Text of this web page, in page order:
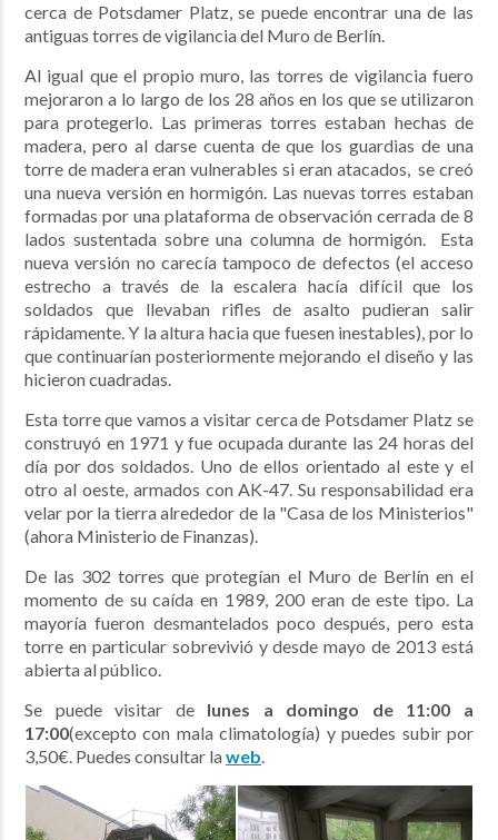
cerca de Potsdamer Platz, se puede encontrar una de las
antiguas torres de vigilancia del Muro de Berlín.
Al igual que el propio muro, las torres de vigilancia fuero
mejoraron a lo largo de los 28 años en los que se utilizaron
para protegerlo. Las primeras torres estaban hechas de
madera, pero al darse cuenta de que los guardias de una
torre de madera eran vulnerables si eran atacados, se creó
una nueva versión en hormigón. Las nuevas torres estaban
formadas por una plataforma de observación cerrada de 8
lados sustentada sobre una columna de hormigón. Esta
nueva versión no carecía tampoco de defectos (el acceso
estrecho a través de la escalera hacía difícil que los
soldados que llevaban rifles de asalto pudieran salir
rápidamente. Y la altura hacia que fuesen inestables), por lo
que continuarían posteriormente mejorando el diseño y las
hicieron cuadradas.
Esta torre que vamos a visitar cerca de Potsdamer Platz se
construyó en 1971 y fue ocupada durante las 24 horas del
día por dos soldados. Uno de ellos orientado al este y el
otro al oeste, armados con AK-47. Su responsabilidad era
velar por la tierra alrededor de la "Casa de los Ministerios"
(ahora Ministerio de Finanzas).
De las 302 torres que protegían el Muro de Berlín en el
momento de su caída en 1989, 200 eran de este tipo. La
mayoría fueron desmantelados poco después, pero esta
torre en particular sobrevivió y desde mayo de 2013 está
abierta al público.
Se puede visitar de lunes a domingo de 11:00 a
17:00(excepto con mala climatología) y puedes subir por
3,50€. Puedes consultar laweb.